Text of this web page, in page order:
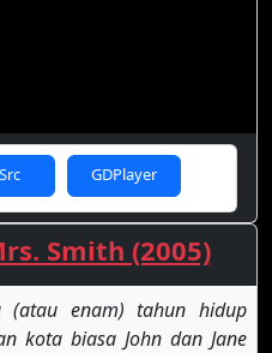
GDPlayer
Smith (2005)
enam) tahun hidup
kota biasa John dan Jane